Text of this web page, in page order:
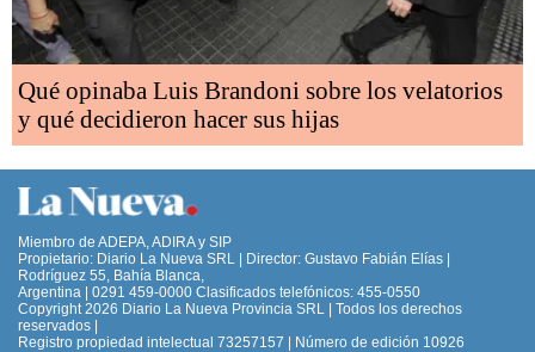
Qué opinaba Luis Brandoni sobre los velatorios
y qué decidieron hacer sus hijas
Miembro de ADEPA, ADIRA y SIP
Propietario: Diario La Nueva SRL | Director: Gustavo Fabián Elías |
Rodríguez 55, Bahía Blanca,
Argentina | 0291 459-0000 Clasificados telefónicos: 455-0550
Copyright 2026 Diario La Nueva Provincia SRL | Todos los derechos
reservados |
Registro propiedad intelectual 73257157 | Número de edición 10926